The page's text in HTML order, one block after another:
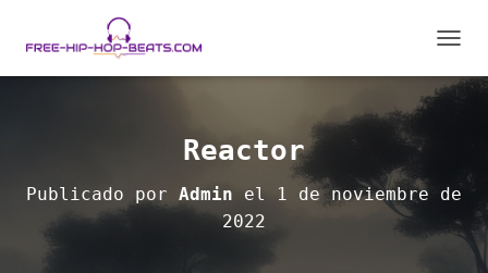
A
M
M
O
Reactor
Publicado por Admin el
1 de noviembre de
2022